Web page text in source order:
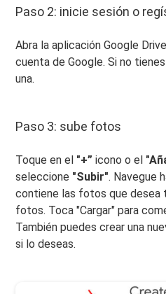
Paso 2: inicie sesión o
Abra la aplicación Google
cuenta de Google. Si no
una.
Paso 3: sube fotos
Toque en el "+” icono o el
seleccione "Subir". Navegue
contiene las fotos que desea
fotos. Toca "Cargar" para
También puedes crear una
si lo deseas.